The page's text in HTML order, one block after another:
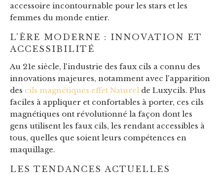
accessoire incontournable pour les stars et les
femmes du monde entier.
L'ÈRE MODERNE : INNOVATION ET
ACCESSIBILITÉ
Au 21e siècle, l'industrie des faux cils a connu des
innovations majeures, notamment avec l'apparition
des cils magnétiques effet Naturel de Luxycils. Plus
faciles à appliquer et confortables à porter, ces cils
magnétiques ont révolutionné la façon dont les
gens utilisent les faux cils, les rendant accessibles à
tous, quelles que soient leurs compétences en
maquillage.
LES TENDANCES ACTUELLES